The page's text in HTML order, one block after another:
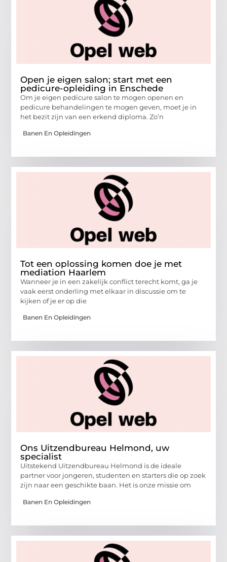
Open je eigen salon; start met een
pedicure-opleiding in Enschede
Om je eigen pedicure salon te mogen openen en
pedicure behandelingen te mogen geven, moet je in
het bezit zijn van een erkend diploma. Zo’n
Banen En Opleidingen
Tot een oplossing komen doe je met
mediation Haarlem
Wanneer je in een zakelijk conflict terecht komt, ga je
vaak eerst onderling met elkaar in discussie om te
kijken of je er op die
Banen En Opleidingen
Ons Uitzendbureau Helmond, uw
specialist
Uitstekend Uitzendbureau Helmond is de ideale
partner voor jongeren, studenten en starters die op zoek
zijn naar een geschikte baan. Het is onze missie om
Banen En Opleidingen